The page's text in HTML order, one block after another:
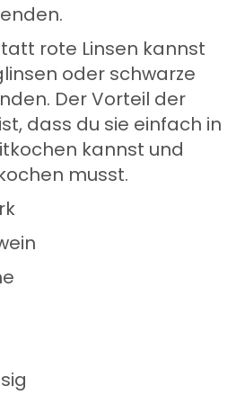
rote Linsen kannst
oder schwarze
Der Vorteil der
dass du sie einfach in
kannst und
musst.